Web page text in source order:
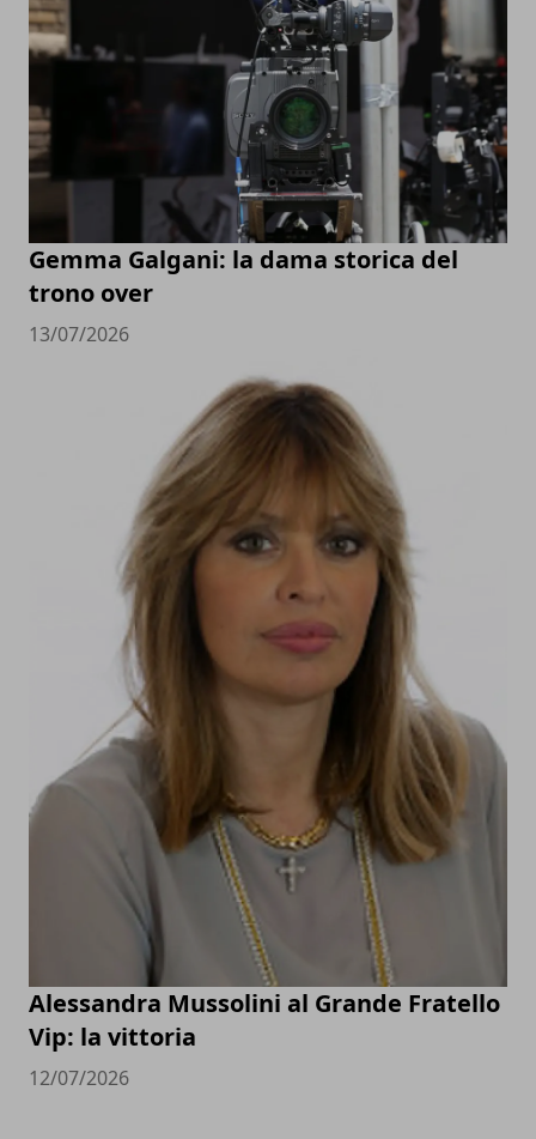
Gemma Galgani: la dama storica del
trono over
13/07/2026
Alessandra Mussolini al Grande Fratello
Vip: la vittoria
12/07/2026